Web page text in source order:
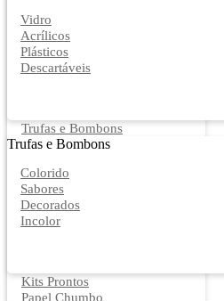
Vidro
Acrílicos
Plásticos
Descartáveis
Trufas e Bombons
Trufas e Bombons
Colorido
Sabores
Decorados
Incolor
Kits Prontos
Papel Chumbo